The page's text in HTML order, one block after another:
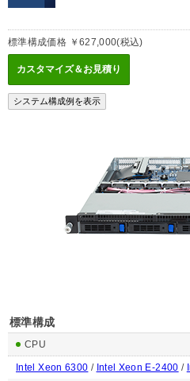
標準構成価格 ￥627,000(税込)
標準構成
CPU
Intel Xeon 6300 / Intel Xeon E-2400 /